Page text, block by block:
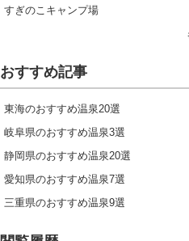
すぎのこキャンプ場
おすすめ記事
東海のおすすめ温泉20選
岐阜県のおすすめ温泉3選
静岡県のおすすめ温泉20選
愛知県のおすすめ温泉7選
三重県のおすすめ温泉9選